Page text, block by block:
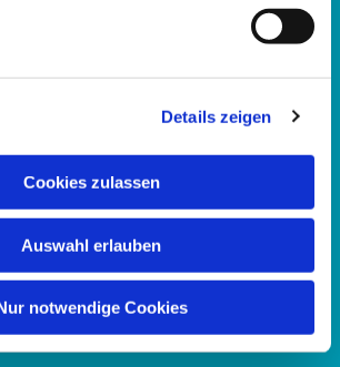
Details zeigen
Cookies zulassen
Auswahl erlauben
notwendige Cookies
8:30 - 12:30 Uhr
13:30 - 16:30 Uhr
in den hessischen